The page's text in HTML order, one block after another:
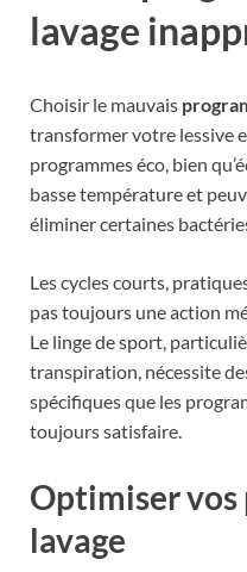
lavage
Choisir le mauvais
transformer votre lessive
programmes éco, bien
basse température et
éliminer certaines
Les cycles courts,
pas toujours une action
Le linge de sport,
transpiration, nécessite
spécifiques que les
toujours satisfaire.
Optimiser vos
lavage